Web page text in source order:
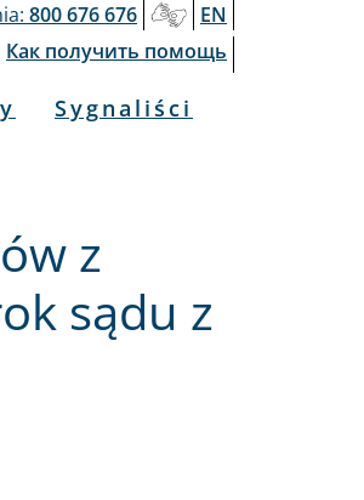
800 676 676
EN
Как получить помощь
Sygnaliści
z
sądu z